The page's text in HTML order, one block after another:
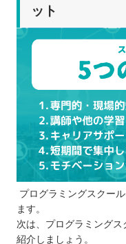
ット
プログラミングスクー
ます。
次は、プログラミング
紹介しましょう。